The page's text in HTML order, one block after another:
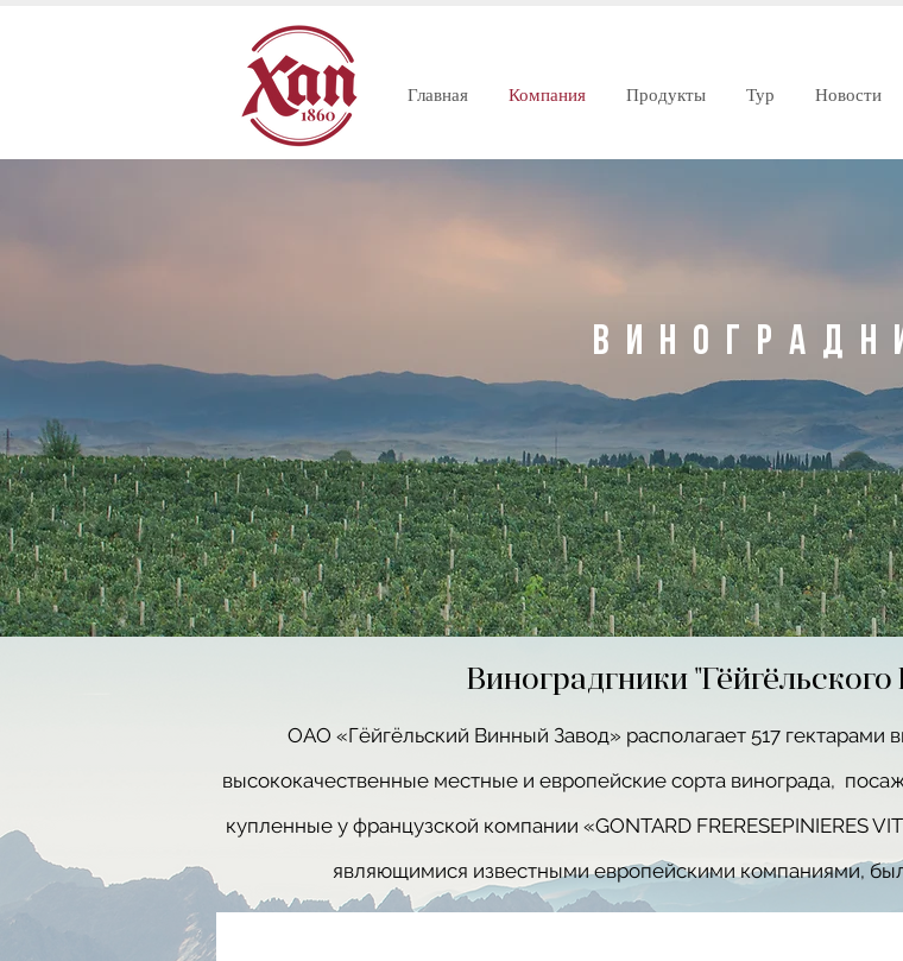
Главная Компания Продукты Тур Новости
Виноградгники
ОАО «Гёйгёльский Винный Завод» располагает 517 гектарами
высококачественные местные и европейские сорта винограда,
купленные у французской компании «GONTARD FRERESEPINIERES
являющимися известными европейскими компаниями,